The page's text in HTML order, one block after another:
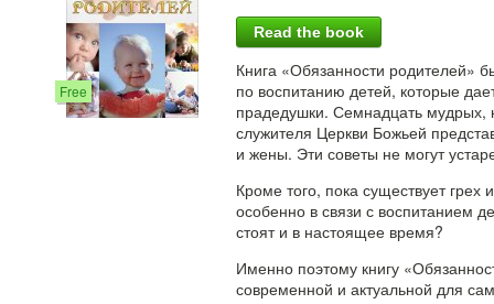
Free
Read the book
Книга «Обязанности родителей»
по воспитанию детей, которые
прадедушки. Семнадцать мудрых,
служителя Церкви Божьей
и жены. Эти советы не могут
Кроме того, пока существует
особенно в связи с воспитанием
стоят и в настоящее время?
Именно поэтому книгу
современной и актуальной для